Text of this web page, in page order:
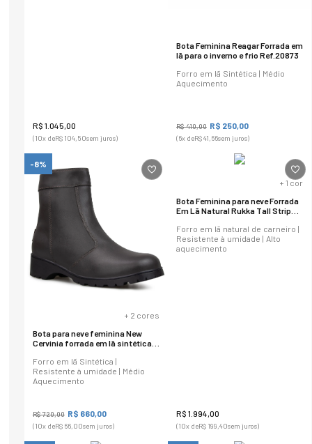
R$ 1 045,00
(10x deR$ 104,50sem juros)
Bota Feminina Reagar Forrada em
lã para o inverno e frio Ref.20873
Forro em lã Sintética | Médio
Aquecimento
R$410,00 R$ 250,00
(6x deR$41,66sem juros)
-8%
+ 2 cores
Bota para neve feminina New
Cervinia forrada em lã sintética
Forro em lã Sintética |
Resistente à umidade | Médio
Aquecimento
R$720,00 R$ 660,00
(10x deR$ 66,00sem juros)
+ 1 cor
Bota Feminina para neve Forrada
Em Lã Natural Rukka Tall Strip
Forro em lã natural de carneiro |
Resistente à umidade | Alto
aquecimento
R$ 1 994,00
(10x deR$ 199,40sem juros)